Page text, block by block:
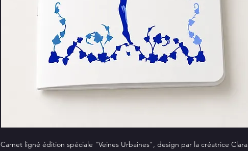
Carnet ligné édition spéciale "Veines Urbaines", design par la créatrice Clara